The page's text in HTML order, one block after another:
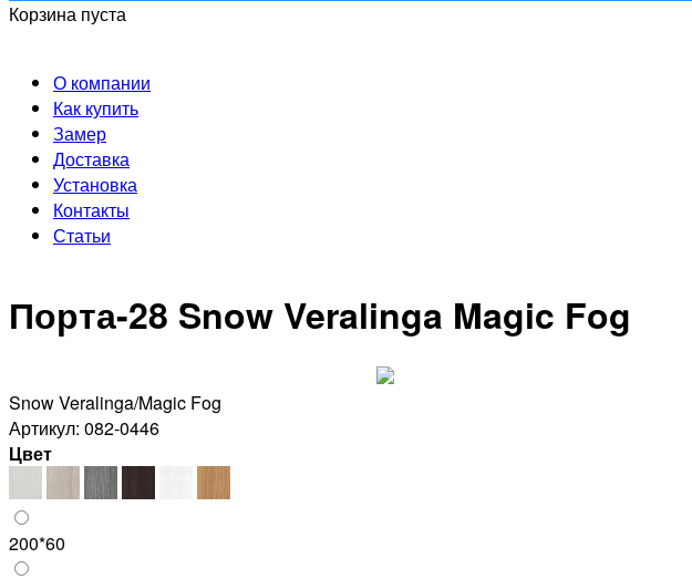
Корзина пуста
О компании
Как купить
Замер
Доставка
Установка
Контакты
Статьи
Порта-28 Snow Veralinga Magic Fog
Snow Veralinga/Magic Fog
Артикул: 082-0446
Цвет
200*60